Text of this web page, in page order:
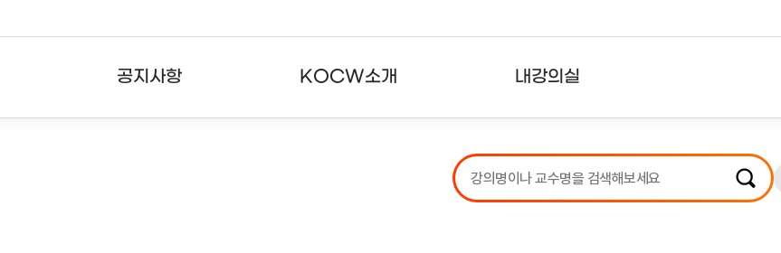
공지사항 KOCW소개 내강의실
강의리스트
수강확인증강의